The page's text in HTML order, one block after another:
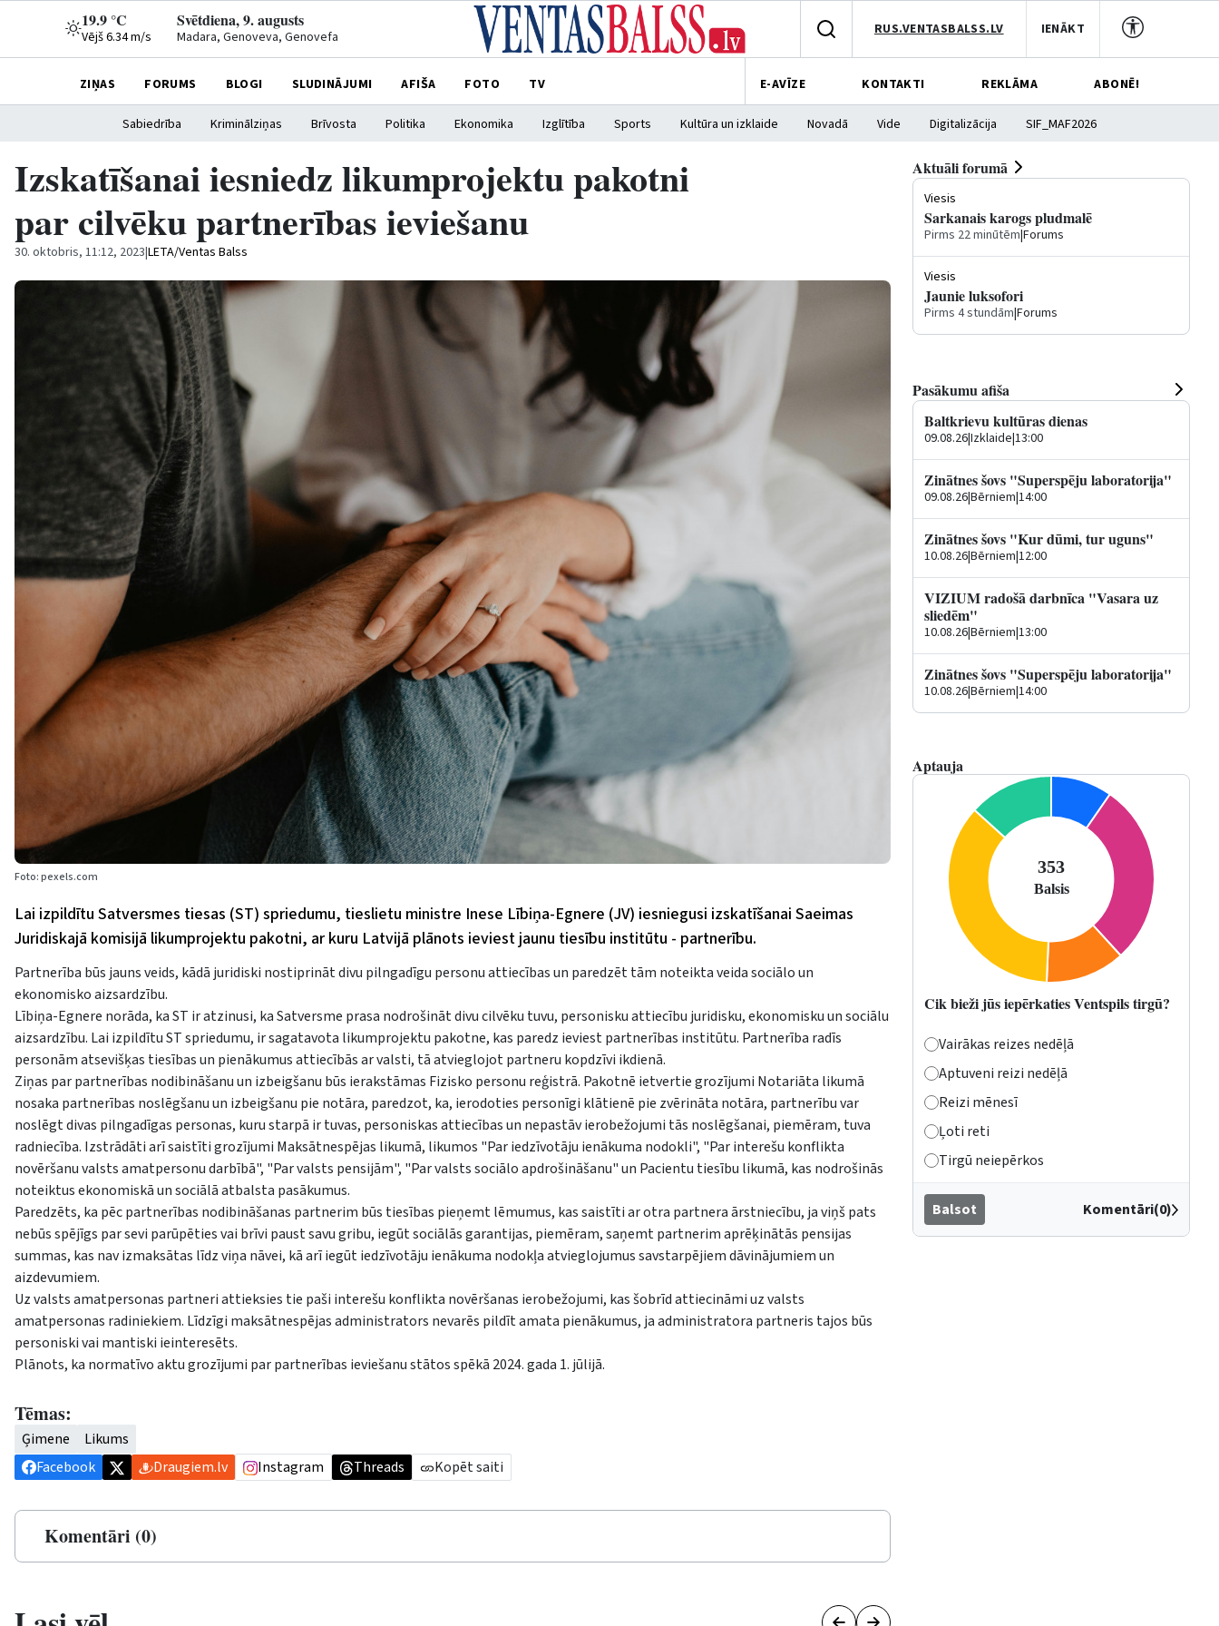
19.9 °C
Vējš 6.34 m/s
Svētdiena, 9. augusts
Madara, Genoveva, Genovefa RUS.VENTASBALSS.LV IENĀKT
ZIŅAS FORUMS BLOGI SLUDINĀJUMI AFIŠA FOTO TV E-AVĪZE KONTAKTI REKLĀMA ABONĒ!
Sabiedrība Kriminālziņas Brīvosta Politika Ekonomika Izglītība Sports Kultūra un izklaide Novadā Vide Digitalizācija SIF_MAF2026
Izskatīšanai iesniedz likumprojektu pakotni
par cilvēku partnerības ieviešanu
30. oktobris, 11:12, 2023|LETA/Ventas Balss
Foto: pexels.com
Lai izpildītu Satversmes tiesas (ST) spriedumu, tieslietu ministre Inese Lībiņa-Egnere (JV) iesniegusi izskatīšanai Saeimas
Juridiskajā komisijā likumprojektu pakotni, ar kuru Latvijā plānots ieviest jaunu tiesību institūtu - partnerību.
Partnerība būs jauns veids, kādā juridiski nostiprināt divu pilngadīgu personu attiecības un paredzēt tām noteikta veida sociālo un
ekonomisko aizsardzību.
Lībiņa-Egnere norāda, ka ST ir atzinusi, ka Satversme prasa nodrošināt divu cilvēku tuvu, personisku attiecību juridisku, ekonomisku un sociālu
aizsardzību. Lai izpildītu ST spriedumu, ir sagatavota likumprojektu pakotne, kas paredz ieviest partnerības institūtu. Partnerība radīs
personām atsevišķas tiesības un pienākumus attiecībās ar valsti, tā atvieglojot partneru kopdzīvi ikdienā.
Ziņas par partnerības nodibināšanu un izbeigšanu būs ierakstāmas Fizisko personu reģistrā. Pakotnē ietvertie grozījumi Notariāta likumā
nosaka partnerības noslēgšanu un izbeigšanu pie notāra, paredzot, ka, ierodoties personīgi klātienē pie zvērināta notāra, partnerību var
noslēgt divas pilngadīgas personas, kuru starpā ir tuvas, personiskas attiecības un nepastāv ierobežojumi tās noslēgšanai, piemēram, tuva
radniecība. Izstrādāti arī saistīti grozījumi Maksātnespējas likumā, likumos "Par iedzīvotāju ienākuma nodokli", "Par interešu konflikta
novēršanu valsts amatpersonu darbībā", "Par valsts pensijām", "Par valsts sociālo apdrošināšanu" un Pacientu tiesību likumā, kas nodrošinās
noteiktus ekonomiskā un sociālā atbalsta pasākumus.
Paredzēts, ka pēc partnerības nodibināšanas partnerim būs tiesības pieņemt lēmumus, kas saistīti ar otra partnera ārstniecību, ja viņš pats
nebūs spējīgs par sevi parūpēties vai brīvi paust savu gribu, iegūt sociālās garantijas, piemēram, saņemt partnerim aprēķinātās pensijas
summas, kas nav izmaksātas līdz viņa nāvei, kā arī iegūt iedzīvotāju ienākuma nodokļa atvieglojumus savstarpējiem dāvinājumiem un
aizdevumiem.
Uz valsts amatpersonas partneri attieksies tie paši interešu konflikta novēršanas ierobežojumi, kas šobrīd attiecināmi uz valsts
amatpersonas radiniekiem. Līdzīgi maksātnespējas administrators nevarēs pildīt amata pienākumus, ja administratora partneris tajos būs
personiski vai mantiski ieinteresēts.
Plānots, ka normatīvo aktu grozījumi par partnerības ieviešanu stātos spēkā 2024. gada 1. jūlijā.
Tēmas:
Ģimene
Likums
Facebook
Draugiem.lv Instagram Threads Kopēt saiti
Komentāri (0)
Aktuāli forumā
Viesis
Sarkanais karogs pludmalē
Pirms 22 minūtēm|Forums
Viesis
Jaunie luksofori
Pirms 4 stundām|Forums
Pasākumu afiša
Baltkrievu kultūras dienas
09.08.26|Izklaide|13:00
Zinātnes šovs "Superspēju laboratorija"
09.08.26|Bērniem|14:00
Zinātnes šovs "Kur dūmi, tur uguns"
10.08.26|Bērniem|12:00
VIZIUM radošā darbnīca "Vasara uz
sliedēm"
10.08.26|Bērniem|13:00
Zinātnes šovs "Superspēju laboratorija"
10.08.26|Bērniem|14:00
Aptauja
Cik bieži jūs iepērkaties Ventspils tirgū?
Vairākas reizes nedēļā
Aptuveni reizi nedēļā
Reizi mēnesī
Ļoti reti
Tirgū neiepērkos
Balsot Komentāri(0)